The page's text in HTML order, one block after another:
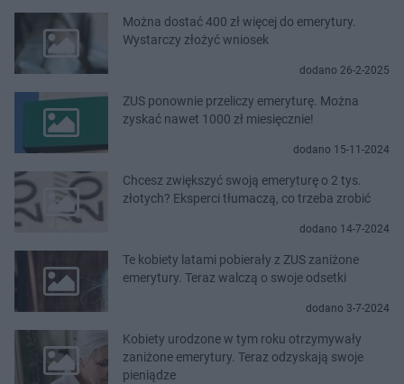
Można dostać 400 zł więcej do emerytury.
Wystarczy złożyć wniosek
dodano 26-2-2025
ZUS ponownie przeliczy emeryturę. Można
zyskać nawet 1000 zł miesięcznie!
dodano 15-11-2024
Chcesz zwiększyć swoją emeryturę o 2 tys.
złotych? Eksperci tłumaczą, co trzeba zrobić
dodano 14-7-2024
Te kobiety latami pobierały z ZUS zaniżone
emerytury. Teraz walczą o swoje odsetki
dodano 3-7-2024
Kobiety urodzone w tym roku otrzymywały
zaniżone emerytury. Teraz odzyskają swoje
pieniądze